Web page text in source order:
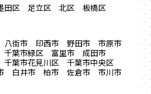
田区 足立区 北区 板橋区
八街市 印西市 野田市
市原市
千葉市緑区 富里市
成田市
千葉市花見川区
千葉市中央区
白井市 柏市 佐倉市
市川市